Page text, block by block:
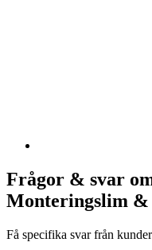
Frågor & svar
Monteringslim &
Få specifika svar från